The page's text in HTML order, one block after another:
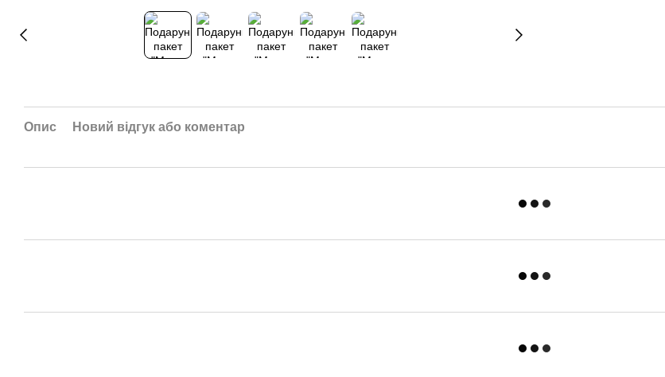
Опис Новий відгук або коментар